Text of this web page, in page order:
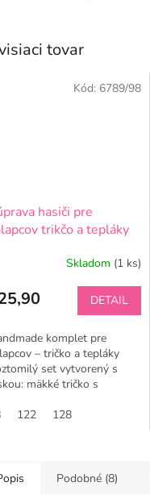
tovar
hasiči pre
trikčo a tepláky
Skladom (1 ks)
DETAIL
komplet pre
– tričko a tepláky
set vytvorený s
mäkké tričko s
v červenej skvele
122 128
Kód: 6789/98
Podobné (8)